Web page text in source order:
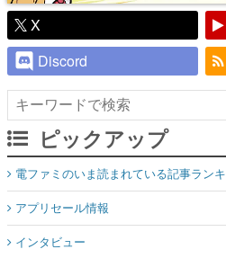
X
Discord
ピックアップ
電ファミのいま読まれている記事ラン
アプリセール情報
インタビュー